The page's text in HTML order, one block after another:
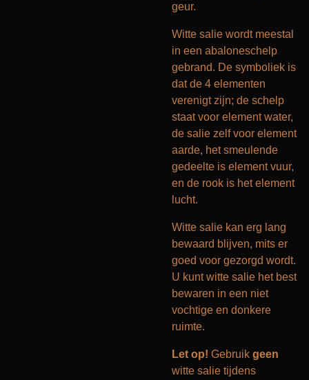
geur.
Witte salie wordt meestal
in een abaloneschelp
gebrand. De symboliek is
dat de 4 elementen
verenigt zijn; de schelp
staat voor element water,
de salie zelf voor element
aarde, het smeulende
gedeelte is element vuur,
en de rook is het element
lucht.
Witte salie kan erg lang
bewaard blijven, mits er
goed voor gezorgd wordt.
U kunt witte salie het best
bewaren in een niet
vochtige en donkere
ruimte.
Let op! Gebruik geen
witte salie tijdens